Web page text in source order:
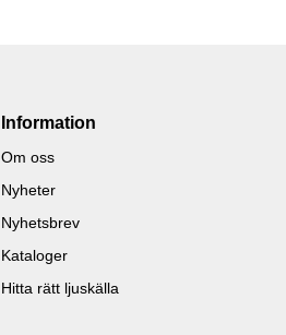
Information
Om oss
Nyheter
Nyhetsbrev
Kataloger
Hitta rätt ljuskälla